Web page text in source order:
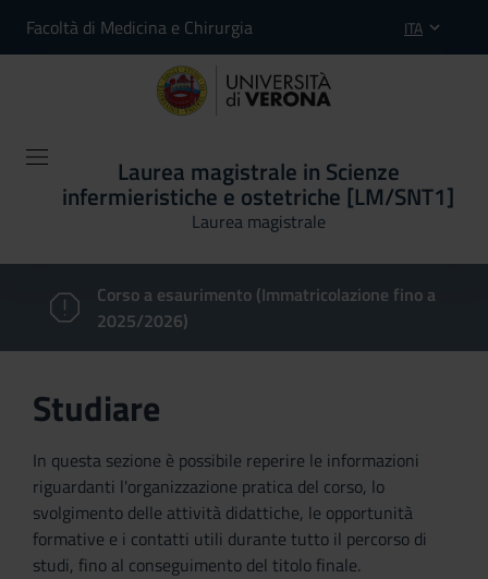
Facoltà di Medicina e Chirurgia ITA
Laurea magistrale in Scienze
infermieristiche e ostetriche [LM/SNT1]
Laurea magistrale
Corso a esaurimento (Immatricolazione fino a
2025/2026)
Studiare
In questa sezione è possibile reperire le informazioni
riguardanti l'organizzazione pratica del corso, lo
svolgimento delle attività didattiche, le opportunità
formative e i contatti utili durante tutto il percorso di
studi, fino al conseguimento del titolo finale.